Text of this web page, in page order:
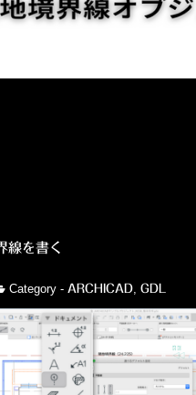
線を書く
Category - ARCHICAD, GDL